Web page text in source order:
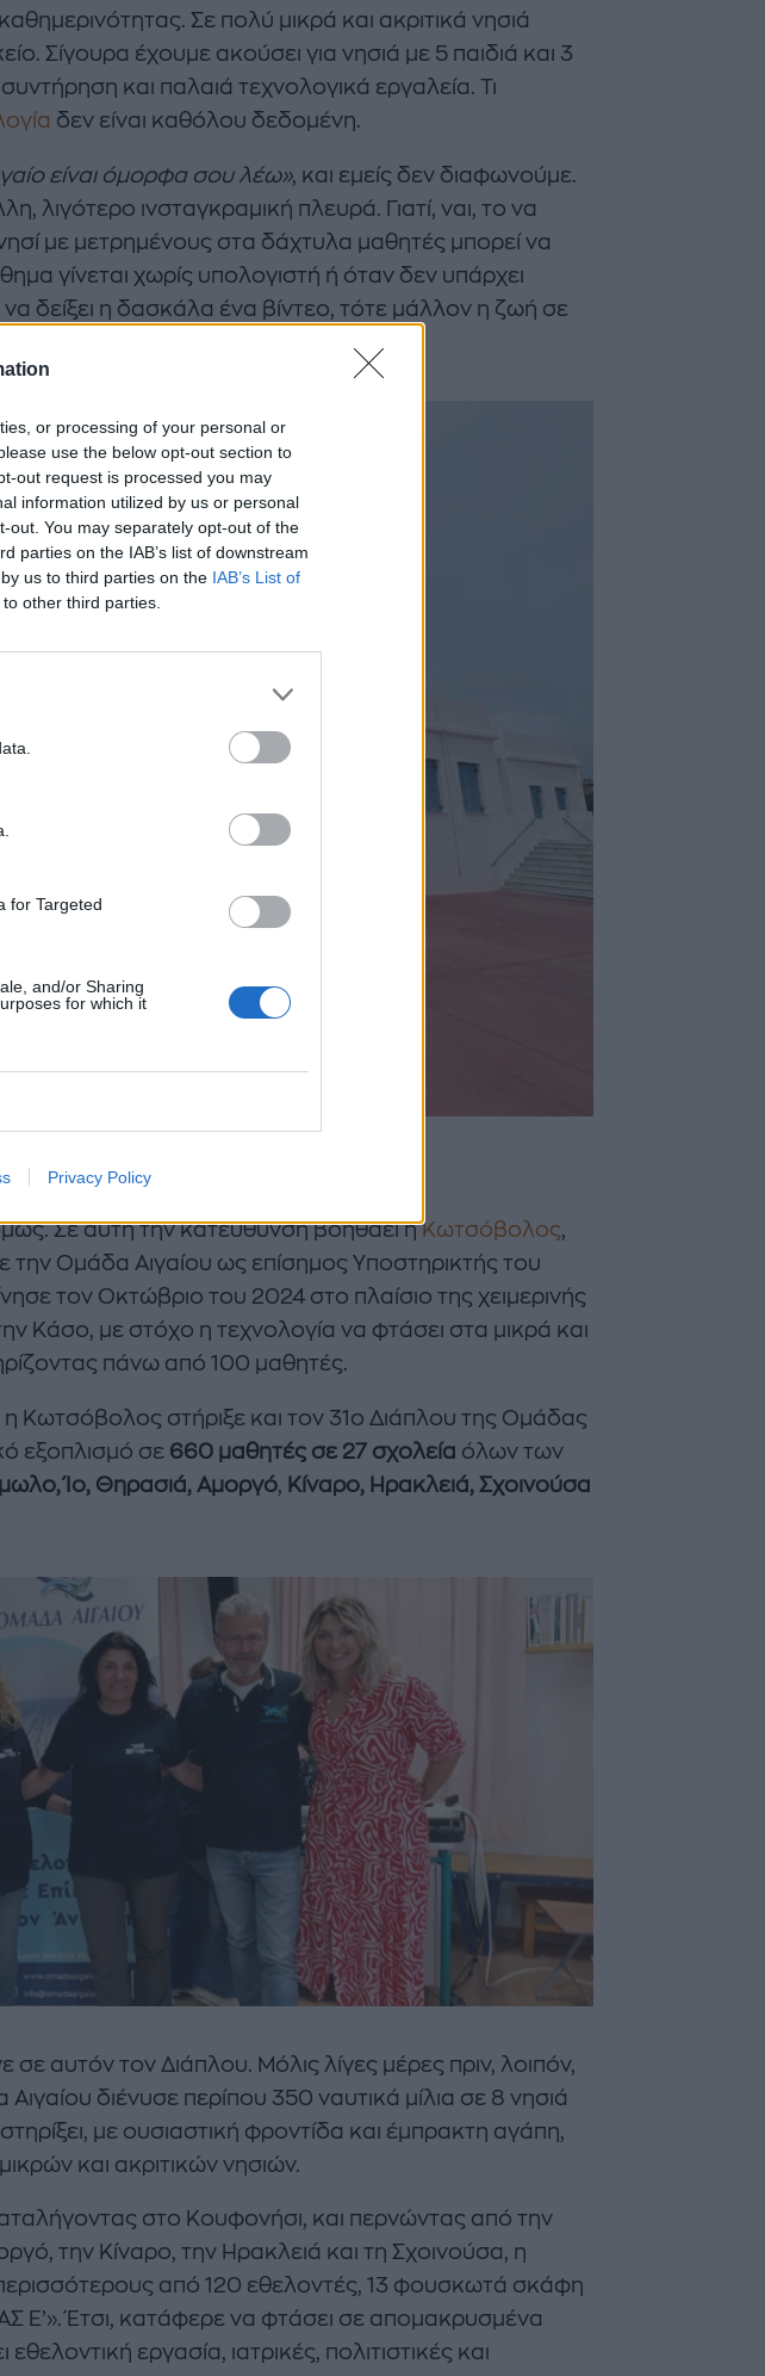
or processing of your personal or
use the below opt-out section to
out request is processed you may
information utilized by us or personal
out. You may separately opt-out of the
parties on the IAB’s list of downstream
us to third parties on the IAB’s List of
other third parties.
for Targeted
and/or Sharing
for which it
Privacy Policy
Σε πολύ μικρά και ακριτικά νησιά
Σίγουρα έχουμε ακούσει για νησιά με 5 παιδιά και 3
και παλαιά τεχνολογικά εργαλεία. Τι
δεν είναι καθόλου δεδομένη.
είναι όμορφα σου λέω», και εμείς δεν διαφωνούμε.
λιγότερο ινσταγκραμική πλευρά. Γιατί, ναι, το να
με μετρημένους στα δάχτυλα μαθητές μπορεί να
γίνεται χωρίς υπολογιστή ή όταν δεν υπάρχει
δείξει η δασκάλα ένα βίντεο, τότε μάλλον η ζωή σε
σε μικρά νησιά του Αιγαίου
Σε αυτή την κατεύθυνση βοηθάει ηΚωτσόβολος,
την Ομάδα Αιγαίου ως επίσημος Υποστηρικτής του
τον Οκτώβριο του 2024 στο πλαίσιο της χειμερινής
Κάσο, με στόχο η τεχνολογία να φτάσει στα μικρά και
πάνω από 100 μαθητές.
Κωτσόβολος στήριξε και τον 31ο Διάπλου της Ομάδας
εξοπλισμό σε 660 μαθητές σε 27 σχολεία όλων των
Ίο, Θηρασιά, Αμοργό
Κίναρο, Ηρακλειά, Σχοινούσα
σε αυτόν τον Διάπλου. Μόλις λίγες μέρες πριν, λοιπόν,
διένυσε περίπου 350 ναυτικά μίλια σε 8 νησιά
με ουσιαστική φροντίδα και έμπρακτη αγάπη,
και ακριτικών νησιών.
στο Κουφονήσι, και περνώντας από την
την Κίναρο, την Ηρακλειά και τη Σχοινούσα, η
από 120 εθελοντές, 13 φουσκωτά σκάφη
Ε’». Έτσι, κατάφερε να φτάσει σε απομακρυσμένα
εργασία, ιατρικές, πολιτιστικές και
Νικολάου: «Όταν
την πρώτη κρίση
νόμιζα πως θα
Δείτε όσα έγιναν στον 13ο
Celebrity Beach Volleyball
Αγώνα της W.I.N. Hellas